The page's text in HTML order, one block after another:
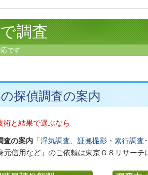
調査
です
探偵調査の案内
術と結果で選ぶなら
査の案内 「浮気調査 証拠撮影 ・ 素行調査･
元信用など」 のご依頼は東京Ｇ８リサーチ